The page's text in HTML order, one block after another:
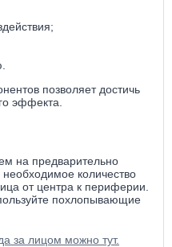
позволяет достичь
эффекта.
на предварительно
количество
от центра к периферии.
похлопывающие
за лицом можно тут.